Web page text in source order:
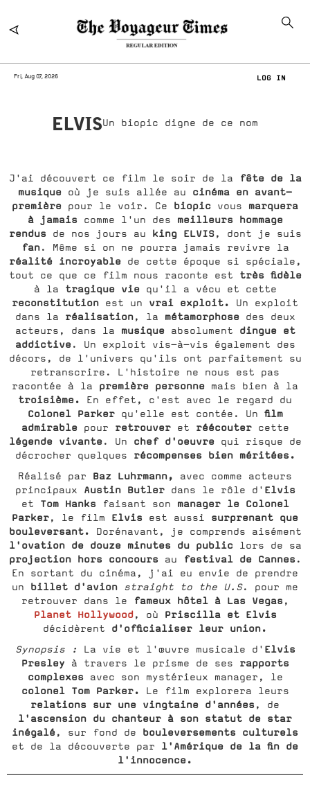
Fri, Aug 07, 2026 LOG IN
ELVISUn biopic digne de ce nom
J'ai découvert ce film le soir de la
fête de la
musique
où je suis allée au cinéma en avant-
première
pour le voir. Ce biopic vous marquera
à jamaiscomme l'un des meilleurs hommage
rendus
de nos jours au king ELVIS, dont je suis
fan. Même si on ne pourra jamais revivre la
réalité incroyablede cette époque si spéciale,
tout ce que ce film nous raconte est très fidèle
à la tragique viequ'il a vécu et cette
reconstitution est un vrai exploit.
Un exploit
dans la réalisation, la métamorphosedes deux
acteurs, dans la musiqueabsolument dingue et
addictive. Un exploit vis-à-vis également des
décors, de l'univers qu'ils ont parfaitement su
retranscrire. L'histoire ne nous est pas
racontée à la première personne mais bien à la
troisième. En effet, c'est avec le regard du
Colonel Parker qu'elle est contée. Un film
admirable
pour retrouveret réécoutercette
légende vivante. Un chef d'oeuvrequi risque de
décrocher quelques récompenses bien méritées.
Réalisé par Baz Luhrmann,
avec comme acteurs
principaux Austin Butlerdans le rôle d' Elvis
et Tom Hanks faisant son manager le Colonel
Parker, le film Elvis est aussi surprenant que
bouleversant.
Dorénavant, je comprends aisément
l'ovation de douze minutes du publiclors de sa
projection hors concours au festival de Cannes.
En sortant du cinéma, j'ai eu envie de prendre
un billet d'avion straight to the U.S. pour me
retrouver dans le
fameux hôtel à Las Vegas,
Planet Hollywood, où Priscilla et Elvis
décidèrent d'officialiser leur union.
Synopsis : La vie et l'œuvre musicale d' Elvis
Presley
à travers le prisme de ses rapports
complexesavec son mystérieux manager, le
colonel Tom Parker. Le film explorera leurs
relations sur une vingtaine d'années, de
l'ascension du chanteur à son statut de star
inégalé, sur fond de bouleversements culturels
et de la découverte par l'Amérique de la fin de
l'innocence.